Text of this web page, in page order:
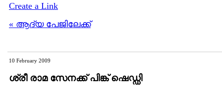
Create a Link
« ആദ്യ പേജിലേക്ക്
10 February 2009
ശ്രീ രാമ സേനക്ക് പിങ്ക് ഷെഡ്ഡി